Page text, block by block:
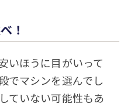
！
いほうに目がいって
でマシンを選んでし
ていない可能性もあ